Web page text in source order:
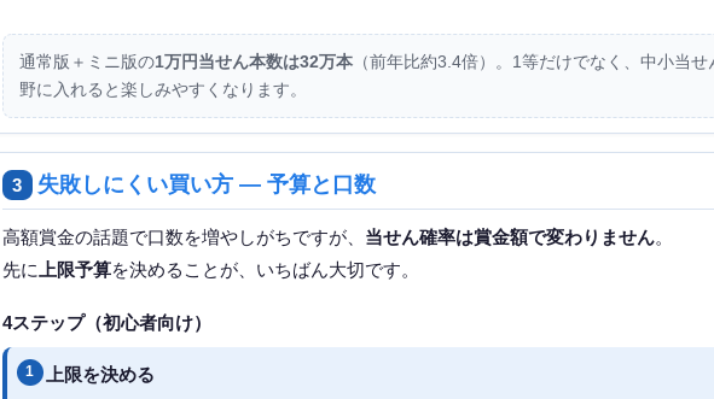
通常版＋ミニ版の1万円当せん本数は32万本 （前年比約3.4倍）。1等だけでなく、中小当せ
野に入れると楽しみやすくなります。
3 失敗しにくい買い方 — 予算と口数
高額賞金の話題で口数を増やしがちですが、 当せん確率は賞金額で変わりません。
先に上限予算を決めることが、いちばん大切です。
4ステップ（初心者向け）
上限を決める